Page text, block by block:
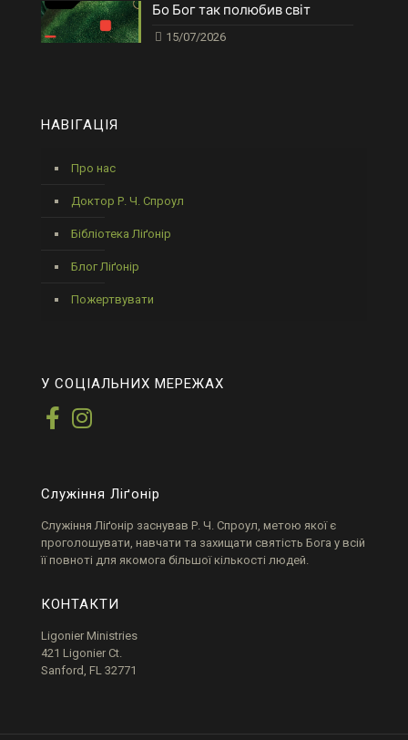
Бо Бог так полюбив світ
15/07/2026
НАВІГАЦІЯ
Про нас
Доктор Р. Ч. Спроул
Бібліотека Ліґонір
Блог Ліґонір
Пожертвувати
У СОЦІАЛЬНИХ МЕРЕЖАХ
Служіння Ліґонір
Служіння Ліґонір заснував Р. Ч. Спроул, метою якої є
проголошувати, навчати та захищати святість Бога у всій
її повноті для якомога більшої кількості людей.
КОНТАКТИ
Ligonier Ministries
421 Ligonier Ct.
Sanford, FL 32771